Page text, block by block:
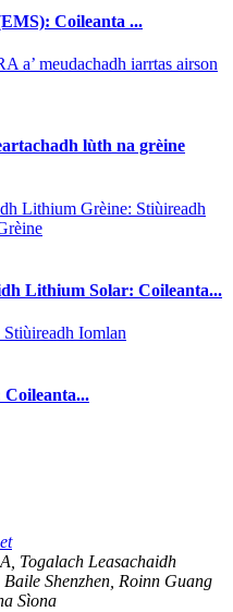
Coileanta ...
lùth na grèine
Lithium Solar: Coileanta...
Togalach Leasachaidh
Shenzhen, Roinn Guang
Sìona